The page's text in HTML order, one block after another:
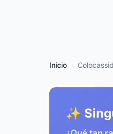
Inicio
✨